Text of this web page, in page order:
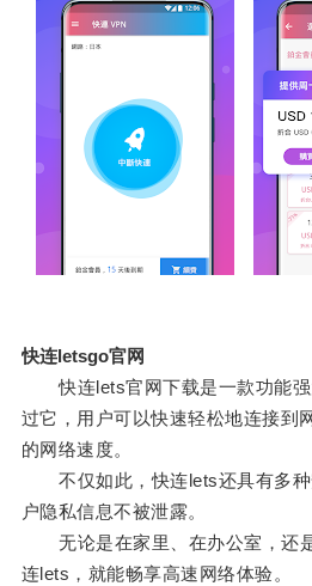
快连letsgo官网
快连lets官网下载是一款功能强
过它，用户可以快速轻松地连接到
的网络速度。
不仅如此，快连lets还具有多种
户隐私信息不被泄露。
无论是在家里、在办公室，还
连lets，就能畅享高速网络体验。